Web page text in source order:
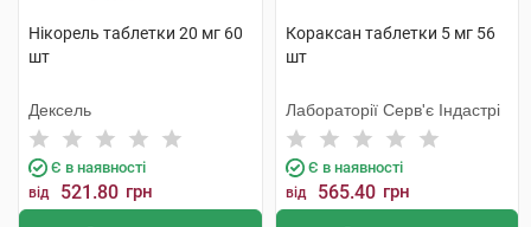
Нікорель таблетки 20 мг 60
шт
Дексель
Є в наявності
від 521.80 грн
Кораксан таблетки 5 мг 56
шт
Лабораторії Серв'є Індастрі
Є в наявності
від 565.40 грн